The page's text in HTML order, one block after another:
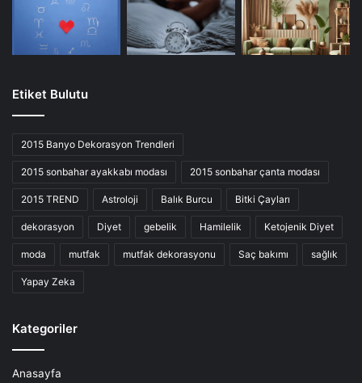
Etiket Bulutu
2015 Banyo Dekorasyon Trendleri
2015 sonbahar ayakkabı modası 2015 sonbahar çanta modası
2015 TREND Astroloji Balık Burcu Bitki Çayları
dekorasyon Diyet gebelik Hamilelik Ketojenik Diyet
moda mutfak mutfak dekorasyonu Saç bakımı sağlık
Yapay Zeka
Kategoriler
Anasayfa